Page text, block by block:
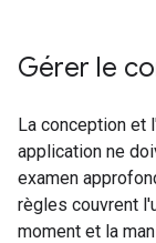
Gérer le
La conception et
application ne
examen
règles couvrent
moment et la